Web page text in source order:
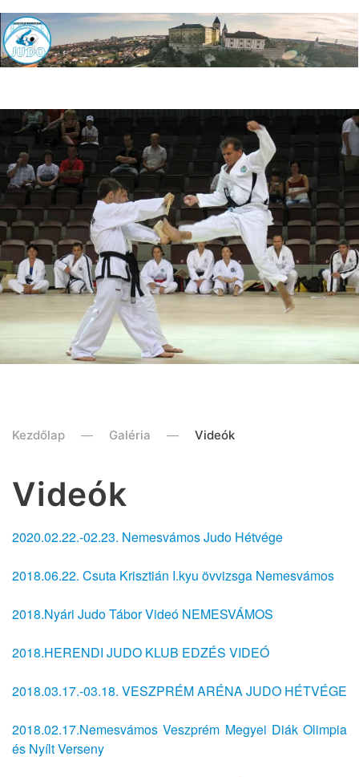
Kezdőlap Galéria Videók
Videók
2020.02.22.-02.23. Nemesvámos Judo Hétvége
2018.06.22. Csuta Krisztián I.kyu övvizsga Nemesvámos
2018.Nyári Judo Tábor Videó NEMESVÁMOS
2018.HERENDI JUDO KLUB EDZÉS VIDEÓ
2018.03.17.-03.18. VESZPRÉM ARÉNA JUDO HÉTVÉGE
2018.02.17.Nemesvámos Veszprém Megyei Diák Olimpia
és Nyílt Verseny